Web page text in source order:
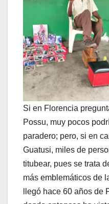
Si en Florencia
Possu, muy pocos
paradero; pero, si en
Guatusi, miles de
titubear, pues se trata
más emblemáticos de
llegó hace 60 años de